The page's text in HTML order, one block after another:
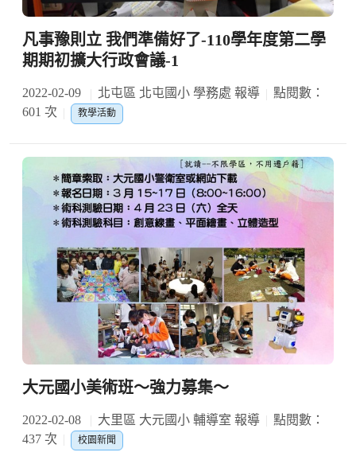
凡事豫則立 我們準備好了-110學年度第二學
期期初擴大行政會議-1
2022-02-09 北屯區 北屯國小 學務處 報導
點閱數：
601 次
教學活動
大元國小美術班～強力募集～
2022-02-08 大里區 大元國小 輔導室 報導
點閱數：
437 次
校園新聞